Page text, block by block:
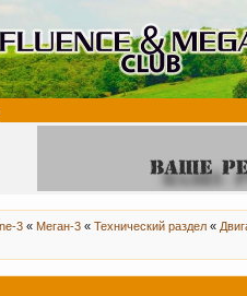
3 « Меган-3 « Технический раздел «